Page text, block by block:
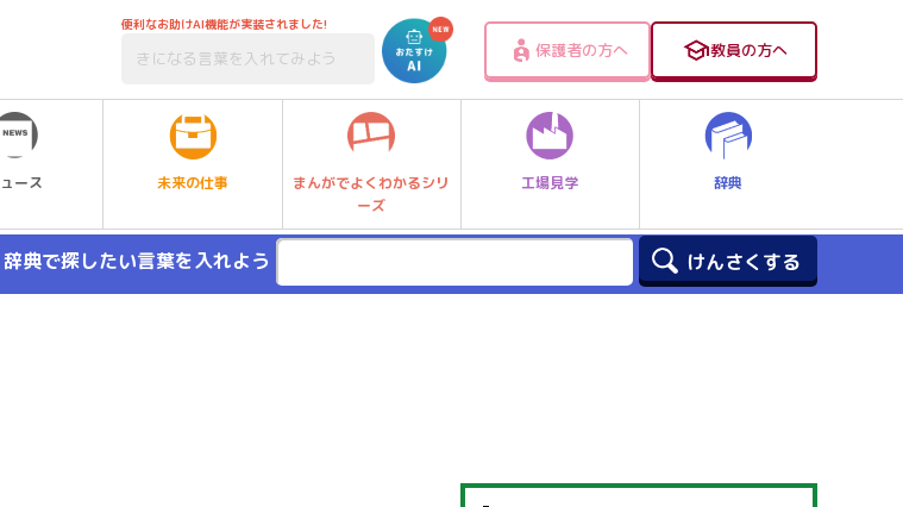
便利なお助けAI機能が実装されました!
保護者の方へ 教員の方へ
ース 未来の仕事
まんがでよくわかるシリ
ーズ
工場見学 辞典
辞典で探したい言葉を入れよう